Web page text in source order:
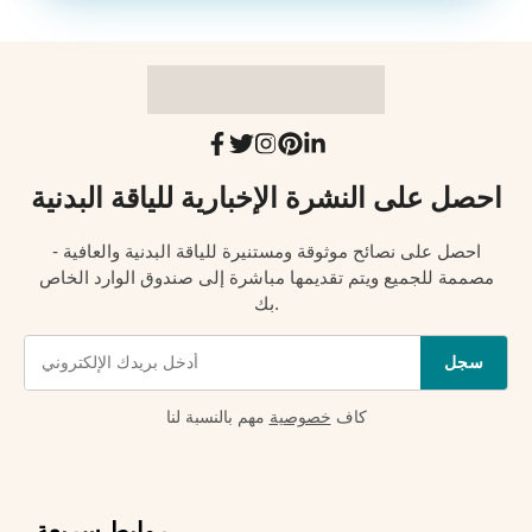
احصل على النشرة الإخبارية للياقة البدنية
احصل على نصائح موثوقة ومستنيرة للياقة البدنية والعافية -
مصممة للجميع ويتم تقديمها مباشرة إلى صندوق الوارد الخاص
بك.
سجل
كاف خصوصية مهم بالنسبة لنا